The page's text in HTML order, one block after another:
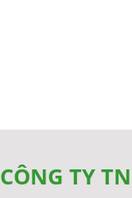
CÔNG TY